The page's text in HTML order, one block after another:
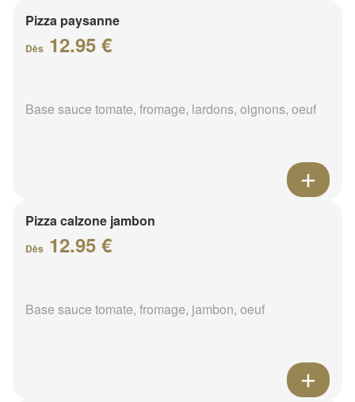
Pizza paysanne
Dès 12.95 €
Base sauce tomate, fromage, lardons, oignons, oeuf
Pizza calzone jambon
Dès 12.95 €
Base sauce tomate, fromage, jambon, oeuf